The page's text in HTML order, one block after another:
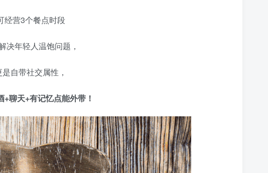
经营3个餐点时段
决年轻人温饱问题，
是自带社交属性，
+聊天+有记忆点能外带！